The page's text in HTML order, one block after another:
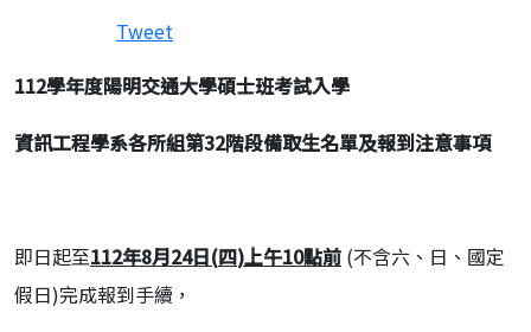
Tweet
112學年度陽明交通大學碩士班考試入學
資訊工程學系各所組第32階段備取生名單及報到注意事項
即日起至112年8月24日(四)上午10點前 (不含六、日、國定
假日)完成報到手續，